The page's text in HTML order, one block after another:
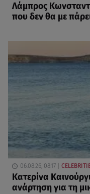
Λάμπρος
που δεν θα με
06.08.26, 08:17
Κατερίνα
ανάρτηση για τη